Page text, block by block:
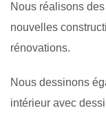
Nous réalisons
nouvelles
rénovations.
Nous dessinons
intérieur avec